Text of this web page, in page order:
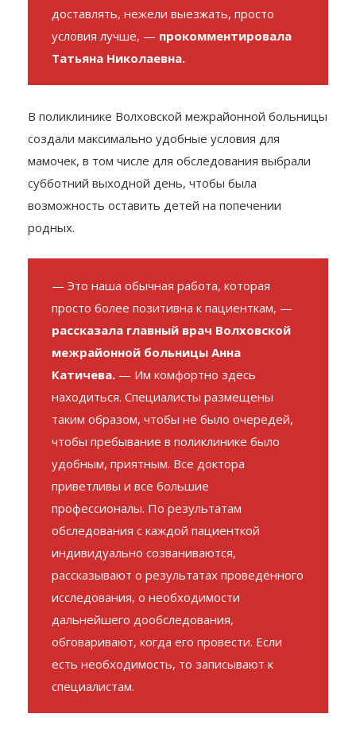
доставлять, нежели выезжать, просто
условия лучше, — прокомментировала
Татьяна Николаевна.
В поликлинике Волховской межрайонной больницы
создали максимально удобные условия для
мамочек, в том числе для обследования выбрали
субботний выходной день, чтобы была
возможность оставить детей на попечении
родных.
— Это наша обычная работа, которая
просто более позитивна к пациенткам, —
рассказала главный врач Волховской
межрайонной больницы Анна
Катичева. — Им комфортно здесь
находиться. Специалисты размещены
таким образом, чтобы не было очередей,
чтобы пребывание в поликлинике было
удобным, приятным. Все доктора
приветливы и все большие
профессионалы. По результатам
обследования с каждой пациенткой
индивидуально созваниваются,
рассказывают о результатах проведённого
исследования, о необходимости
дальнейшего дообследования,
обговаривают, когда его провести. Если
есть необходимость, то записывают к
специалистам.